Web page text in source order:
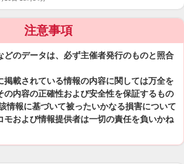
注意事項
どのデータは、必ず主催者発行のものと照合
掲載されている情報の内容に関しては万全を
の内容の正確性および安全性を保証するもの
情報に基づいて被ったいかなる損害について
モおよび情報提供者は一切の責任を負いかね